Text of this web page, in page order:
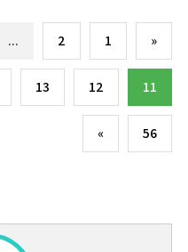
«
1
2
...
11
12
13
56
»